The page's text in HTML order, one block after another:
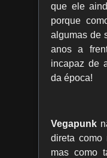
que ele
porque
algumas de
anos a
incapaz de
da época!
Vegapunk
direta como
mas como